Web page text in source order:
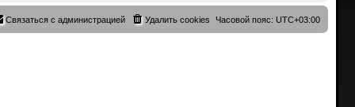
Часовой пояс:UTC+03:00
Удалить cookies
Связаться с администрацией